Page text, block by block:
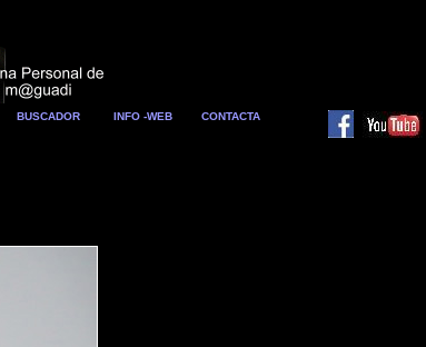
BUSCADOR INFO -WEB CONTACTA